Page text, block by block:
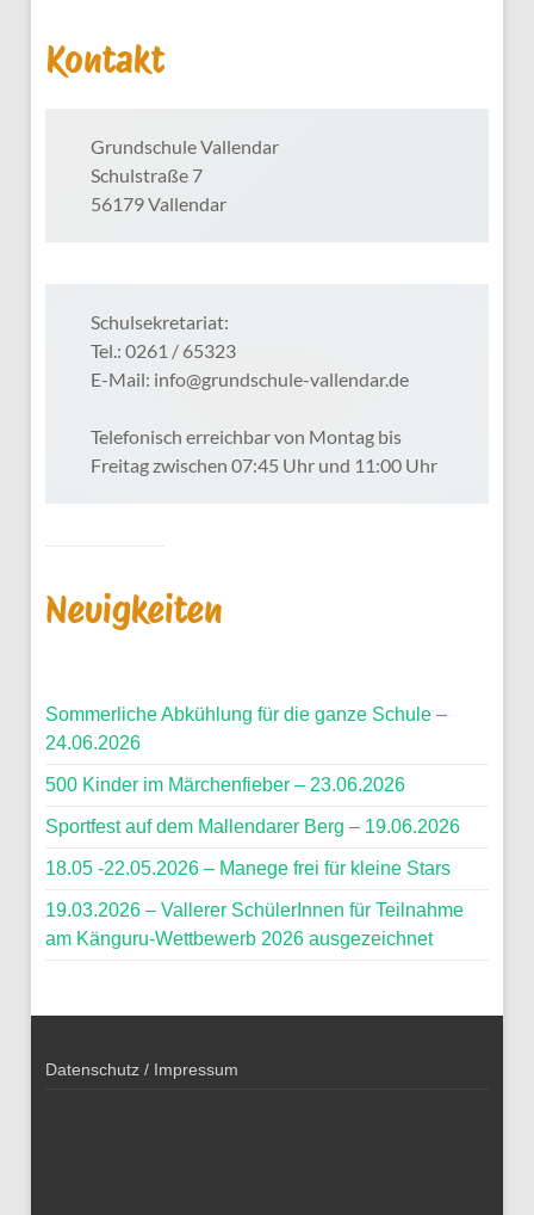
Kontakt
Grundschule Vallendar
Schulstraße 7
56179 Vallendar
Schulsekretariat:
Tel.: 0261 / 65323
E-Mail: info@grundschule-vallendar.de
Telefonisch erreichbar von Montag bis
Freitag zwischen 07:45 Uhr und 11:00 Uhr
Neuigkeiten
Sommerliche Abkühlung für die ganze Schule –
24.06.2026
500 Kinder im Märchenfieber – 23.06.2026
Sportfest auf dem Mallendarer Berg – 19.06.2026
18.05 -22.05.2026 – Manege frei für kleine Stars
19.03.2026 – Vallerer SchülerInnen für Teilnahme
am Känguru-Wettbewerb 2026 ausgezeichnet
Datenschutz / Impressum